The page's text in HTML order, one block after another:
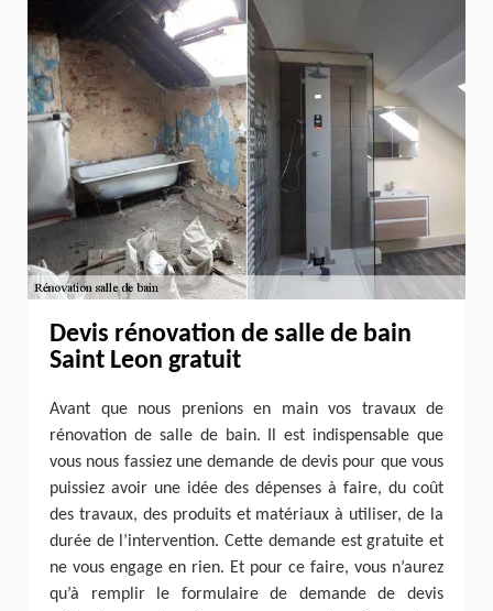
Devis rénovation de salle de bain
Saint Leon gratuit
Avant que nous prenions en main vos travaux de
rénovation de salle de bain. Il est indispensable que
vous nous fassiez une demande de devis pour que vous
puissiez avoir une idée des dépenses à faire, du coût
des travaux, des produits et matériaux à utiliser, de la
durée de l’intervention. Cette demande est gratuite et
ne vous engage en rien. Et pour ce faire, vous n’aurez
qu’à remplir le formulaire de demande de devis